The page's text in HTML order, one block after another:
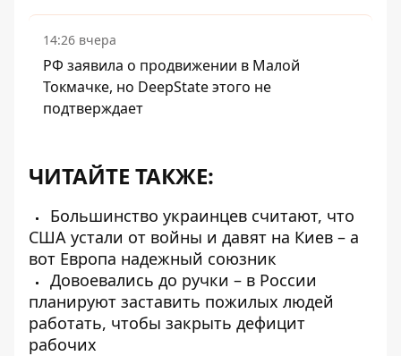
14:26 вчера
РФ заявила о продвижении в Малой
Токмачке, но DeepState этого не
подтверждает
ЧИТАЙТЕ ТАКЖЕ:
Большинство украинцев считают, что
США устали от войны и давят на Киев – а
вот Европа надежный союзник
Довоевались до ручки – в России
планируют заставить пожилых людей
работать, чтобы закрыть дефицит
рабочих